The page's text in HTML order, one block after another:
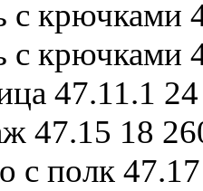
с крючками
с крючками
47.11.1
47.15 18
с полк